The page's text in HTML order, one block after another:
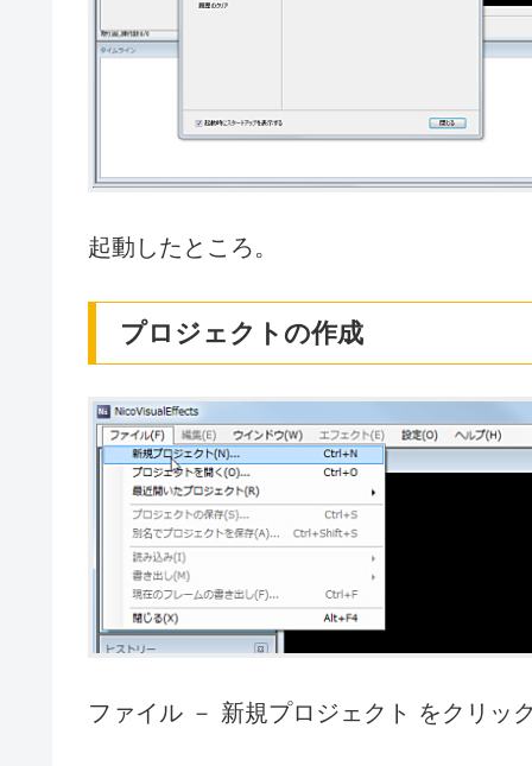
起動したところ。
プロジェクトの作成
ファイル － 新規プロジェクト をクリッ